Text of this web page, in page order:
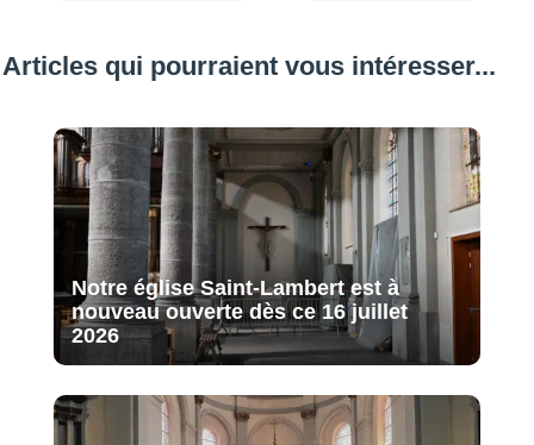
Articles qui pourraient vous intéresser...
Notre église Saint-Lambert est à
nouveau ouverte dès ce 16 juillet
2026